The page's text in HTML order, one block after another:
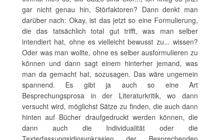
gar nicht genau hin, Störfaktoren? Dann denkt man
darüber nach: Okay, ist das jetzt so eine Formulierung,
die das tatsächlich total gut trifft, was man selber
intendiert hat, ohne es vielleicht bewusst zu... wissen?
Oder was man wollte, ohne es selber ausformulieren zu
können und dann sagt einem hinterher jemand, was
man da gemacht hat, sozusagen. Das wäre ungemein
spannend. Es gibt ja auch so eine Art
Besprechungsprosa in der Literaturkritik, wo dann
versucht wird, möglichst Sätze zu finden, die auch dann
hinten auf Bücher draufgedruckt werden können, die
dann auch die Individualität oder die